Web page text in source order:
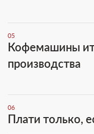
05
Кофемашины
производства
06
Плати только,